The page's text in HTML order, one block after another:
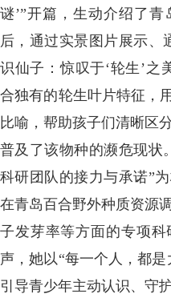
谜’”开篇，生动介绍了
后，通过实景图片展示、
识仙子：惊叹于‘轮生’之
合独有的轮生叶片特征，
比喻，帮助孩子们清晰区
普及了该物种的濒危现状
科研团队的接力与承诺”
在青岛百合野外种质资源
子发芽率等方面的专项
声，她以“每一个人，都是
引导青少年主动认识、守